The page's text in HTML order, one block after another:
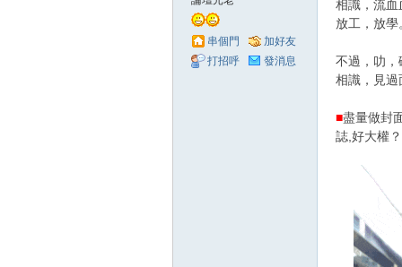
串個門
加好友
打招呼
發消息
相識，流
放工，放
不過，叻
相識，見
■盡量做封
誌,好大權